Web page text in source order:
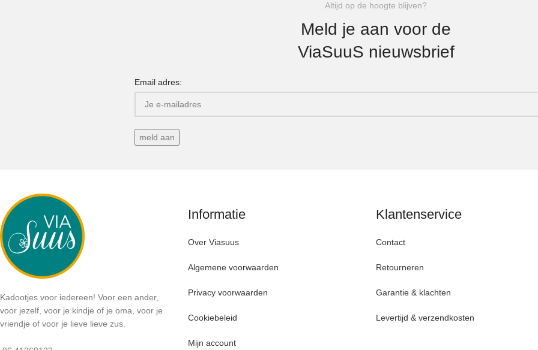
Altijd op de hoogte blijven?
Meld je aan voor de
ViaSuuS nieuwsbrief
Email adres:
Kadootjes voor iedereen! Voor een ander,
voor jezelf, voor je kindje of je oma, voor je
vriendje of voor je lieve lieve zus.
Informatie
Over Viasuus
Algemene voorwaarden
Privacy voorwaarden
Cookiebeleid
Mijn account
Klantenservice
Contact
Retourneren
Garantie & klachten
Levertijd & verzendkosten